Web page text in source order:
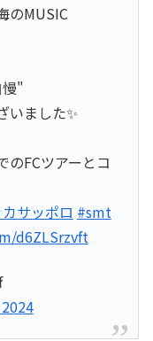
のMUSIC
"
いました✨
のFCツアーとコ
サッポロ #smt
d6ZLSrzvft